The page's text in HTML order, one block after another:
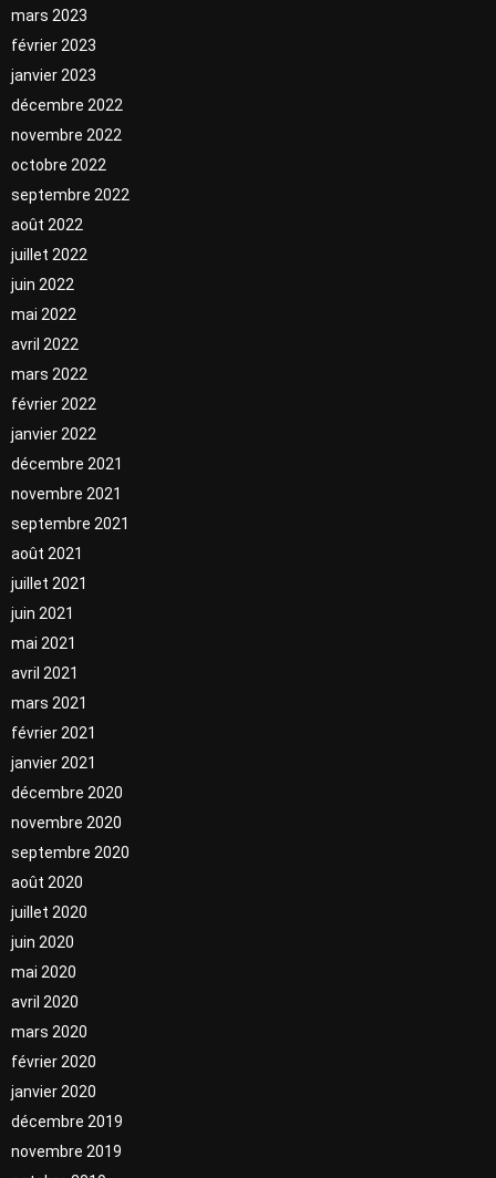
mars 2023
février 2023
janvier 2023
décembre 2022
novembre 2022
octobre 2022
septembre 2022
août 2022
juillet 2022
juin 2022
mai 2022
avril 2022
mars 2022
février 2022
janvier 2022
décembre 2021
novembre 2021
septembre 2021
août 2021
juillet 2021
juin 2021
mai 2021
avril 2021
mars 2021
février 2021
janvier 2021
décembre 2020
novembre 2020
septembre 2020
août 2020
juillet 2020
juin 2020
mai 2020
avril 2020
mars 2020
février 2020
janvier 2020
décembre 2019
novembre 2019